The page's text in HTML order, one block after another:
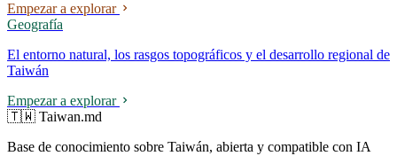
Empezar a explorar
Geografía
El entorno natural, los rasgos topográficos y el desarrollo regional de
Taiwán
Empezar a explorar
🇹🇼 Taiwan.md
Base de conocimiento sobre Taiwán, abierta y compatible con IA